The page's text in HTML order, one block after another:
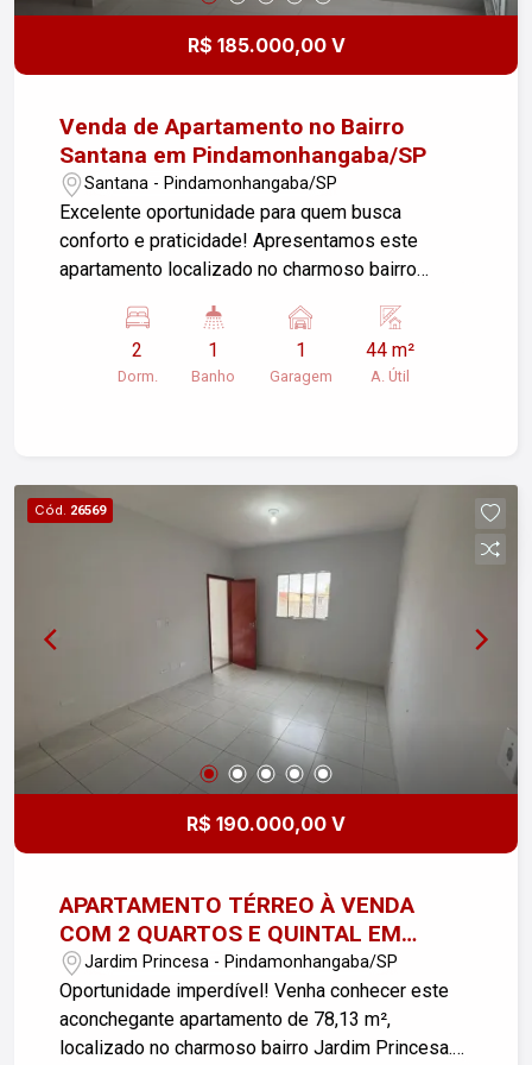
R$ 185.000,00 V
Venda de Apartamento no Bairro
Santana em Pindamonhangaba/SP
Santana - Pindamonhangaba/SP
Excelente oportunidade para quem busca
conforto e praticidade! Apresentamos este
apartamento localizado no charmoso bairro
Características do Imóvel: - Área útil: 44,00m² -
Sala de estar aconchegante, perfeita para
momentos de lazer - 2 dormitórios arejados e
garantindo ambientes iluminados e agradáveis O
apartamento está situado em uma região
escolas e transporte público. Não perca essa
oportunidade de adquirir seu novo lar! Agende
sua visita e venha conhecer!
2
Dorm.
1
Banho
1
Garagem
44 m²
A. Útil
Cód. 26569
R$ 190.000,00 V
APARTAMENTO TÉRREO À VENDA
COM 2 QUARTOS E QUINTAL EM
PINDA!!
Jardim Princesa - Pindamonhangaba/SP
Oportunidade imperdível! Venha conhecer este
aconchegante apartamento de 78,13 m²,
localizado no charmoso bairro Jardim Princesa.